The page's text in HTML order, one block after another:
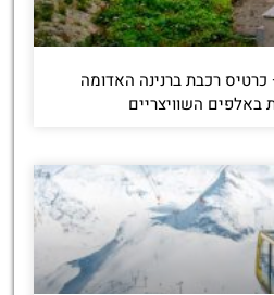
כרטיס רכבת ברנינה האדומה
באלפים השוויצריים